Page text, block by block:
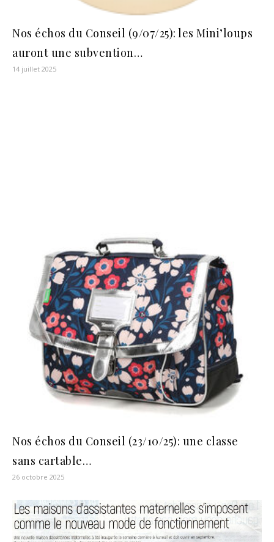
Nos échos du Conseil (9/07/25): les Mini’loups
auront une subvention…
14 juillet 2025
Nos échos du Conseil (23/10/25): une classe
sans cartable…
26 octobre 2025